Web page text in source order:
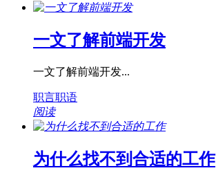
一文了解前端开发
一文了解前端开发...
职言职语
阅读
为什么找不到合适的工作